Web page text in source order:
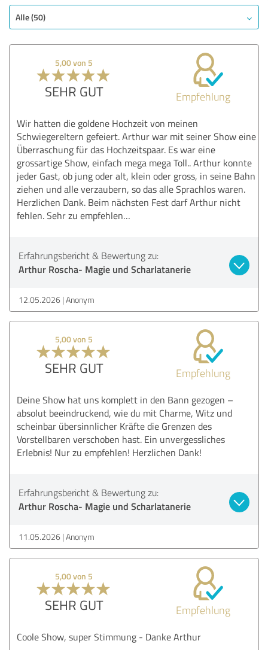
Alle (50)
5,00 von 5
SEHR GUT Empfehlung
Wir hatten die goldene Hochzeit von meinen
Schwiegereltern gefeiert. Arthur war mit seiner Show eine
Überraschung für das Hochzeitspaar. Es war eine
grossartige Show, einfach mega mega Toll.. Arthur konnte
jeder Gast, ob jung oder alt, klein oder gross, in seine Bahn
ziehen und alle verzaubern, so das alle Sprachlos waren.
Herzlichen Dank. Beim nächsten Fest darf Arthur nicht
fehlen. Sehr zu empfehlen…
Erfahrungsbericht & Bewertung zu:
Arthur Roscha- Magie und Scharlatanerie
12.05.2026 Anonym
5,00 von 5
SEHR GUT Empfehlung
Deine Show hat uns komplett in den Bann gezogen –
absolut beeindruckend, wie du mit Charme, Witz und
scheinbar übersinnlicher Kräfte die Grenzen des
Vorstellbaren verschoben hast. Ein unvergessliches
Erlebnis! Nur zu empfehlen! Herzlichen Dank!
Erfahrungsbericht & Bewertung zu:
Arthur Roscha- Magie und Scharlatanerie
11.05.2026 Anonym
5,00 von 5
SEHR GUT Empfehlung
Coole Show, super Stimmung - Danke Arthur